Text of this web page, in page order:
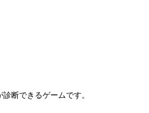
断できるゲームです。